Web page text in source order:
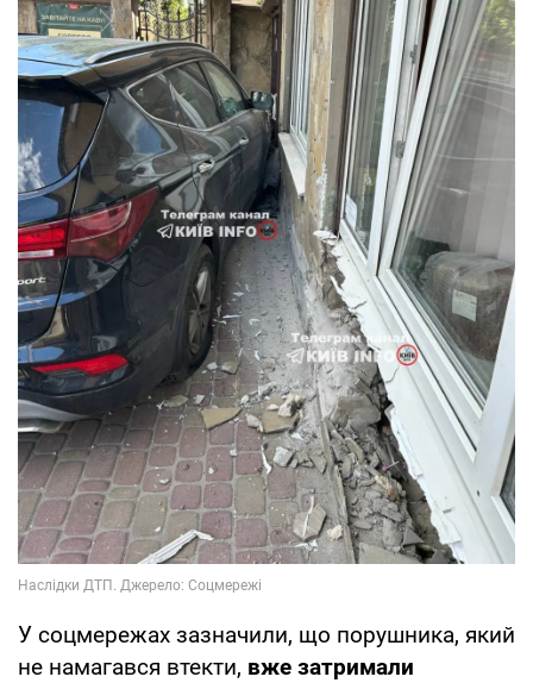
У соцмережах зазначили, що порушника, який
не намагався втекти, вже затримали